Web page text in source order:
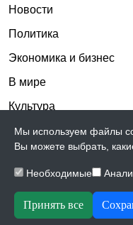
Новости
Политика
Экономика и бизнес
В мире
Культура
Спорт
Происшествия
Скандалы
Мы используем файлы
Вы можете выбрать,
Необходимые
Принять все